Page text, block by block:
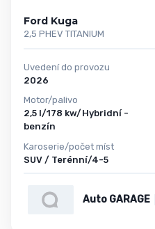
Ford Kuga
2,5 PHEV TITANIUM
Uvedení do provozu
2026
Motor/palivo
2,5 l/178 kw/Hybridní -
benzín
Karoserie/počet míst
SUV / Terénní/4-5
Auto GARAGE